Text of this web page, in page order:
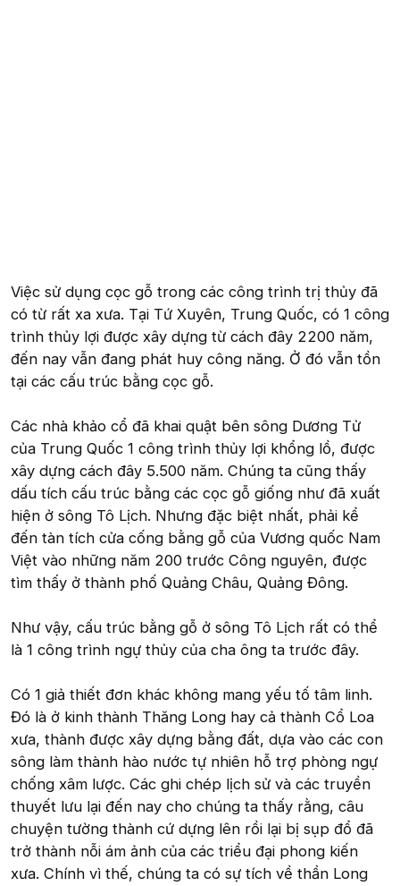
Việc sử dụng cọc gỗ trong các công trình trị thủy đã
có từ rất xa xưa. Tại Tứ Xuyên, Trung Quốc, có 1 công
trình thủy lợi được xây dựng từ cách đây 2200 năm,
đến nay vẫn đang phát huy công năng. Ở đó vẫn tồn
tại các cấu trúc bằng cọc gỗ.
Các nhà khảo cổ đã khai quật bên sông Dương Tử
của Trung Quốc 1 công trình thủy lợi khổng lồ, được
xây dựng cách đây 5.500 năm. Chúng ta cũng thấy
dấu tích cấu trúc bằng các cọc gỗ giống như đã xuất
hiện ở sông Tô Lịch. Nhưng đặc biệt nhất, phải kể
đến tàn tích cửa cống bằng gỗ của Vương quốc Nam
Việt vào những năm 200 trước Công nguyên, được
tìm thấy ở thành phố Quảng Châu, Quảng Đông.
Như vậy, cấu trúc bằng gỗ ở sông Tô Lịch rất có thể
là 1 công trình ngự thủy của cha ông ta trước đây.
Có 1 giả thiết đơn khác không mang yếu tố tâm linh.
Đó là ở kinh thành Thăng Long hay cả thành Cổ Loa
xưa, thành được xây dựng bằng đất, dựa vào các con
sông làm thành hào nước tự nhiên hỗ trợ phòng ngự
chống xâm lược. Các ghi chép lịch sử và các truyền
thuyết lưu lại đến nay cho chúng ta thấy rằng, câu
chuyện tường thành cứ dựng lên rồi lại bị sụp đổ đã
trở thành nỗi ám ảnh của các triểu đại phong kiến
xưa. Chính vì thế, chúng ta có sự tích về thần Long